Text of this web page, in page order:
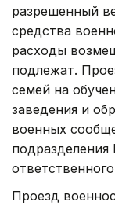
разрешенный
средства
расходы
подлежат.
семей на
заведения и
военных
Проезд